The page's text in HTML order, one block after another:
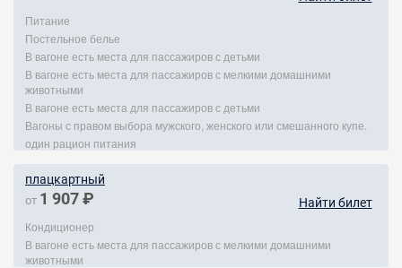
Питание
Постельное белье
В вагоне есть места для пассажиров с детьми
В вагоне есть места для пассажиров с мелкими домашними
животными
В вагоне есть места для пассажиров с детьми
Вагоны с правом выбора мужского, женского или смешанного купе.
один рацион питания
плацкартный
от 1 907 ₽ Найти билет
Кондиционер
В вагоне есть места для пассажиров с мелкими домашними
животными